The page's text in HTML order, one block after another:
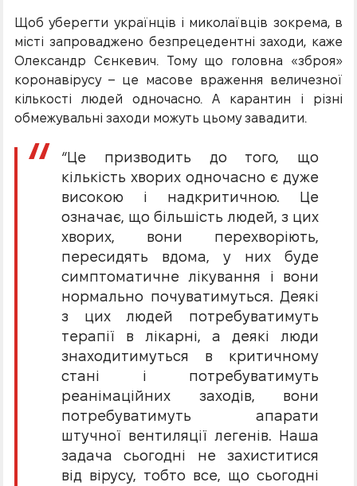
Щоб уберегти українців і миколаївців зокрема, в
місті запроваджено безпрецедентні заходи, каже
Олександр Сєнкевич. Тому що головна «зброя»
коронавірусу – це масове враження величезної
кількості людей одночасно. А карантин і різні
обмежувальні заходи можуть цьому завадити.
“Це призводить до того, що
кількість хворих одночасно є дуже
високою і надкритичною. Це
означає, що більшість людей, з цих
хворих, вони перехворіють,
пересидять вдома, у них буде
симптоматичне лікування і вони
нормально почуватимуться. Деякі
з цих людей потребуватимуть
терапії в лікарні, а деякі люди
знаходитимуться в критичному
стані і потребуватимуть
реанімаційних заходів, вони
потребуватимуть апарати
штучної вентиляції легенів. Наша
задача сьогодні не захиститися
від вірусу, тобто все, що сьогодні